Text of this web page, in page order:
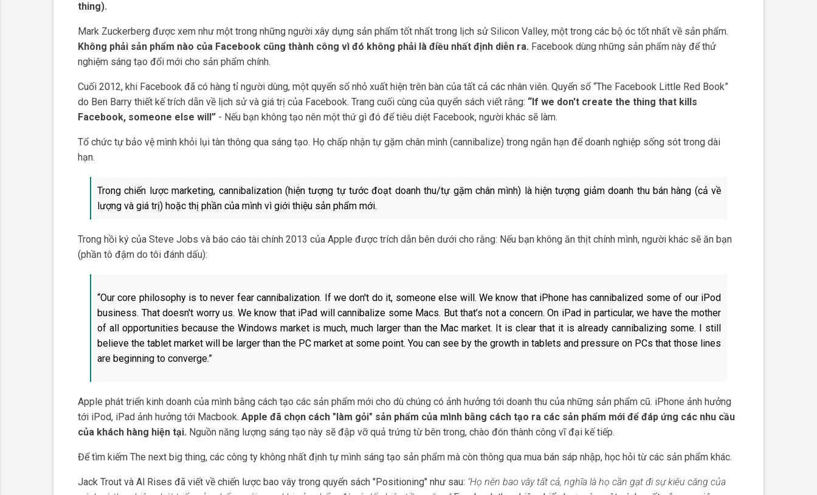
thing).
Mark Zuckerberg được xem như một trong những người xây dựng sản phẩm tốt nhất trong lịch sử Silicon Valley, một trong các bộ óc tốt nhất về sản phẩm.
Không phải sản phẩm nào của Facebook cũng thành công vì đó không phải là điều nhất định diễn ra. Facebook dùng những sản phẩm này để thử
nghiệm sáng tạo đổi mới cho sản phẩm chính.
Cuối 2012, khi Facebook đã có hàng tỉ người dùng, một quyển sổ nhỏ xuất hiện trên bàn của tất cả các nhân viên. Quyển sổ “The Facebook Little Red Book”
do Ben Barry thiết kế trích dẫn về lịch sử và giá trị của Facebook. Trang cuối cùng của quyển sách viết rằng: “If we don't create the thing that kills
Facebook, someone else will” - Nếu bạn không tạo nên một thứ gì đó để tiêu diệt Facebook, người khác sẽ làm.
Tổ chức tự bảo vệ mình khỏi lụi tàn thông qua sáng tạo. Họ chấp nhận tự gặm chân mình (cannibalize) trong ngắn hạn để doanh nghiệp sống sót trong dài
hạn.
Trong chiến lược marketing, cannibalization (hiện tượng tự tước đoạt doanh thu/tự gặm chân mình) là hiện tượng giảm doanh thu bán hàng (cả về
lượng và giá trị) hoặc thị phần của mình vì giới thiệu sản phẩm mới.
Trong hồi ký của Steve Jobs và báo cáo tài chính 2013 của Apple được trích dẫn bên dưới cho rằng: Nếu bạn không ăn thịt chính mình, người khác sẽ ăn bạn
(phần tô đậm do tôi đánh dấu):
“Our core philosophy is to never fear cannibalization. If we don't do it, someone else will. We know that iPhone has cannibalized some of our iPod
business. That doesn't worry us. We know that iPad will cannibalize some Macs. But that’s not a concern. On iPad in particular, we have the mother
of all opportunities because the Windows market is much, much larger than the Mac market. It is clear that it is already cannibalizing some. I still
believe the tablet market will be larger than the PC market at some point. You can see by the growth in tablets and pressure on PCs that those lines
are beginning to converge.”
Apple phát triển kinh doanh của mình bằng cách tạo các sản phẩm mới cho dù chúng có ảnh hưởng tới doanh thu của những sản phẩm cũ. iPhone ảnh hưởng
tới iPod, iPad ảnh hưởng tới Macbook. Apple đã chọn cách "làm gỏi" sản phẩm của mình bằng cách tạo ra các sản phẩm mới để đáp ứng các nhu cầu
của khách hàng hiện tại. Nguồn năng lượng sáng tạo này sẽ đập vỡ quả trứng từ bên trong, chào đón thành công vĩ đại kế tiếp.
Để tìm kiếm The next big thing, các công ty không nhất định tự mình sáng tạo sản phẩm mà còn thông qua mua bán sáp nhập, học hỏi từ các sản phẩm khác.
Jack Trout và Al Rises đã viết về chiến lược bao vây trong quyển sách "Positioning" như sau: "Họ nên bao vây tất cả, nghĩa là họ cần gạt đi sự kiêu căng của